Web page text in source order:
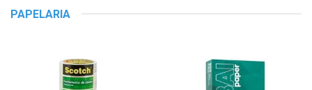
PAPELARIA